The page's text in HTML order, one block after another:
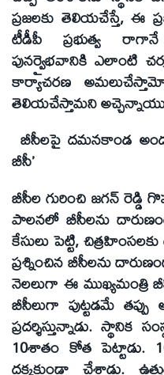
ప్రజలకు తెలియచేస్తే, ఈ
టీడీపీ ప్రభుత్వ
పునర్వైభవానికి ఎలాంటి
కార్యాచరణ
తెలియచేస్తామని
బీసీలపై దమనకాండ
బీసీ’
బీసీల గురించి జగన్‌ రెడ్డి
పాలనలో బీసీలను
కేసులు పెట్టి,
ప్రశ్నించిన బీసీలను
నెలలుగా ఈ ముఖ్యమంత్రి
బీసీలుగా పుట్టడమే
ప్రదర్శిస్తున్నాడు. స్థానిక
10శాతం కోత పెట్టాడు.
దక్కకుండా చేశాడు.